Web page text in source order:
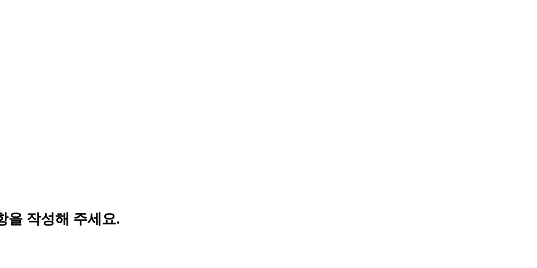
을 작성해 주세요.